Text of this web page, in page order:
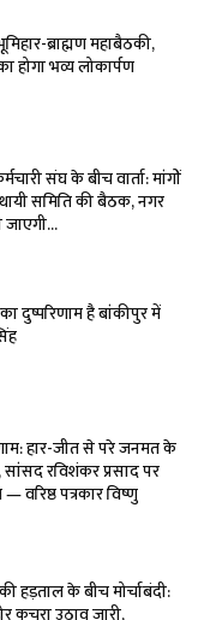
ब्राह्मण महाबैठकी,
होगा भव्य लोकार्पण
संघ के बीच वार्ता: मांगों
समिति की बैठक, नगर
दुष्परिणाम है बांकीपुर में
हार-जीत से परे जनमत के
रविशंकर प्रसाद पर
वरिष्ठ पत्रकार विष्णु
हड़ताल के बीच मोर्चाबंदी:
कचरा उठाव जारी,